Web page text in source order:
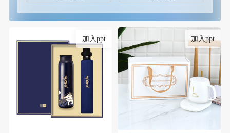
加入ppt 加入ppt